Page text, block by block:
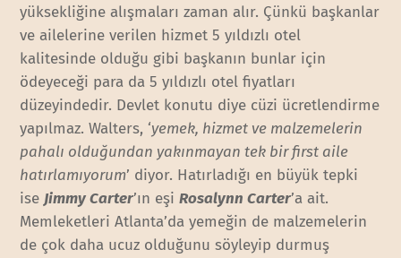
yüksekliğine alışmaları zaman alır. Çünkü başkanlar
ve ailelerine verilen hizmet 5 yıldızlı otel
kalitesinde olduğu gibi başkanın bunlar için
ödeyeceği para da 5 yıldızlı otel fiyatları
düzeyindedir. Devlet konutu diye cüzi ücretlendirme
yapılmaz. Walters, ‘yemek, hizmet ve malzemelerin
pahalı olduğundan yakınmayan tek bir first aile
hatırlamıyorum’ diyor. Hatırladığı en büyük tepki
ise Jimmy Carter’ın eşiRosalynn Carter’a ait.
Memleketleri Atlanta’da yemeğin de malzemelerin
de çok daha ucuz olduğunu söyleyip durmuş